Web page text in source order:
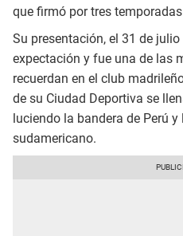
que firmó por tres
Su presentación, el 31 de
expectación y fue una de las
recuerdan en el club
de su Ciudad Deportiva se
luciendo la bandera de Perú
sudamericano.